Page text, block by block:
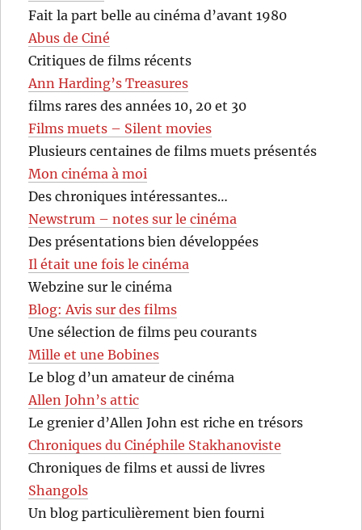
Fait la part belle au cinéma d’avant 1980
Abus de Ciné
Critiques de films récents
Ann Harding’s Treasures
films rares des années 10, 20 et 30
Films muets – Silent movies
Plusieurs centaines de films muets présentés
Mon cinéma à moi
Des chroniques intéressantes…
Newstrum – notes sur le cinéma
Des présentations bien développées
Il était une fois le cinéma
Webzine sur le cinéma
Blog: Avis sur des films
Une sélection de films peu courants
Mille et une Bobines
Le blog d’un amateur de cinéma
Allen John’s attic
Le grenier d’Allen John est riche en trésors
Chroniques du Cinéphile Stakhanoviste
Chroniques de films et aussi de livres
Shangols
Un blog particulièrement bien fourni